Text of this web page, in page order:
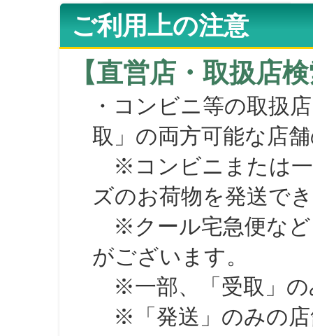
ご利用上の注意
【直営店・取扱店
・コンビニ等の取扱
取」の両方可能な店
※コンビニまたは一
ズのお荷物を発送で
※クール宅急便など
がございます。
※一部、「受取」の
※「発送」のみの店